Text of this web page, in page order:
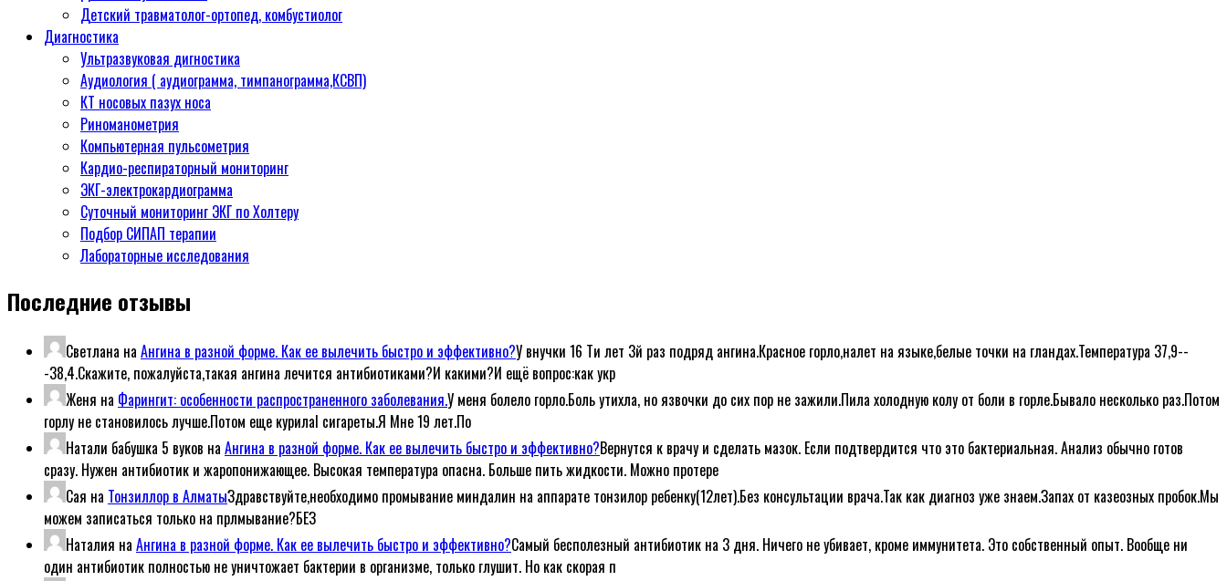
Детский травматолог-ортопед, комбустиолог
Диагностика
Ультразвуковая дигностика
Аудиология ( аудиограмма, тимпанограмма,КСВП)
КТ носовых пазух носа
Риноманометрия
Компьютерная пульсометрия
Кардио-респираторный мониторинг
ЭКГ-электрокардиограмма
Суточный мониторинг ЭКГ по Холтеру
Подбор СИПАП терапии
Лабораторные исследования
Последние отзывы
Светлана на Ангина в разной форме. Как ее вылечить быстро и эффективно?У внучки 16 Ти лет 3й раз подряд ангина.Красное горло,налет на языке,белые точки на гландах.Температура 37,9--
-38,4.Скажите, пожалуйста,такая ангина лечится антибиотиками?И какими?И ещё вопрос:как укр
Женя на Фарингит: особенности распространенного заболевания.У меня болело горло.Боль утихла, но язвочки до сих пор не зажили.Пила холодную колу от боли в горле.Бывало несколько раз.Потом
горлу не становилось лучше.Потом еще курилаl сигареты.Я Мне 19 лет.По
Натали бабушка 5 вуков на Ангина в разной форме. Как ее вылечить быстро и эффективно?Вернутся к врачу и сделать мазок. Если подтвердится что это бактериальная. Анализ обычно готов
сразу. Нужен антибиотик и жаропонижающее. Высокая температура опасна. Больше пить жидкости. Можно протере
Сая на Тонзиллор в АлматыЗдравствуйте,необходимо промывание миндалин на аппарате тонзилор ребенку(12лет).Без консультации врача.Так как диагноз уже знаем.Запах от казеозных пробок.Мы
можем записаться только на прлмывание?БЕЗ
Наталия на Ангина в разной форме. Как ее вылечить быстро и эффективно?Самый бесполезный антибиотик на 3 дня. Ничего не убивает, кроме иммунитета. Это собственный опыт. Вообще ни
один антибиотик полностью не уничтожает бактерии в организме, только глушит. Но как скорая п